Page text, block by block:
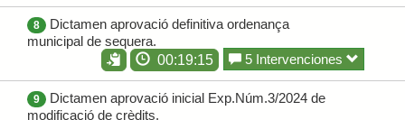
8
Dictamen aprovació definitiva ordenança
municipal de sequera.
00:19:15
5 Intervenciones
9
Dictamen aprovació inicial Exp.Núm.3/2024 de
modificació de crèdits.